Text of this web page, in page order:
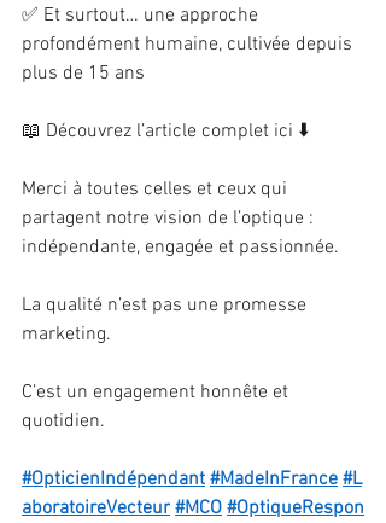
✅ Et surtout… une approche
profondément humaine, cultivée depuis
plus de 15 ans
📖 Découvrez l’article complet ici ⬇️
Merci à toutes celles et ceux qui
partagent notre vision de l’optique :
indépendante, engagée et passionnée.
La qualité n’est pas une promesse
marketing.
C’est un engagement honnête et
quotidien.
#OpticienIndépendant #MadeInFrance #L
aboratoireVecteur #MCO #OptiqueRespon